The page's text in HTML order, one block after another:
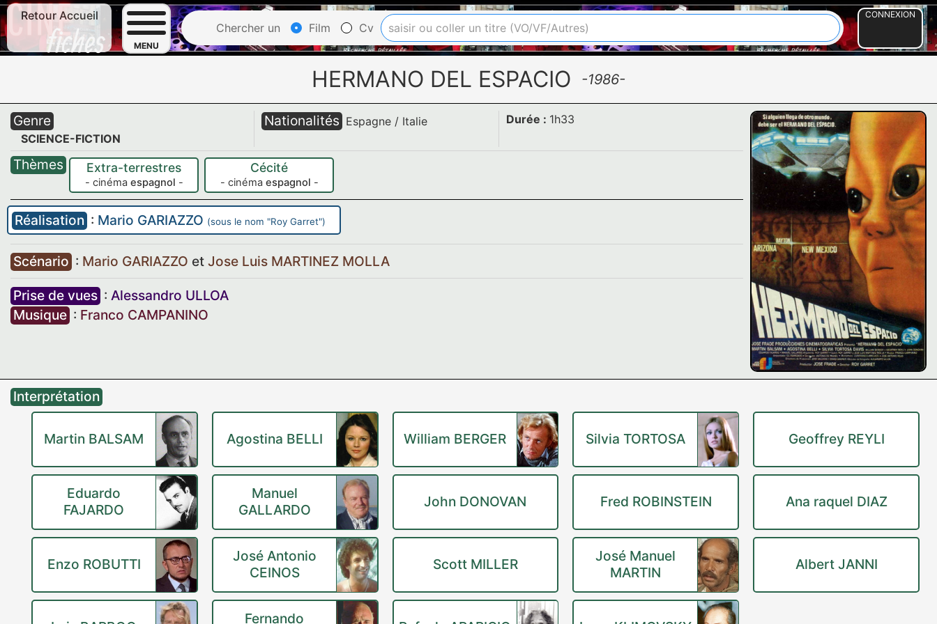
Retour Accueil
MENU
Chercher un Film Cv
CONNEXION
HERMANO DEL ESPACIO -1986-
Genre
SCIENCE-FICTION
Nationalités Espagne / Italie Durée : 1h33
Thèmes Extra-terrestres
- cinéma espagnol -
Cécité
- cinéma espagnol -
Réalisation : Mario GARIAZZO (sous le nom "Roy Garret")
Scénario : Mario GARIAZZO et Jose Luis MARTINEZ MOLLA
Prise de vues : Alessandro ULLOA
Musique : Franco CAMPANINO
Interprétation
Martin BALSAM Agostina BELLI William BERGER Silvia TORTOSA Geoffrey REYLI
Eduardo
FAJARDO
Manuel
GALLARDO
John DONOVAN Fred ROBINSTEIN Ana raquel DIAZ
Enzo ROBUTTI
José Antonio
CEINOS
Scott MILLER
José Manuel
MARTIN
Albert JANNI
Fernando